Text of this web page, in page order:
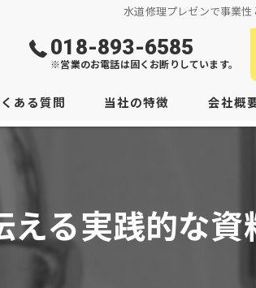
水道修理プレゼンで事業
018-893-6585
※営業のお電話は固くお断りしています。
ある質問 当社の特徴
臭い
会社概
る実践的な資